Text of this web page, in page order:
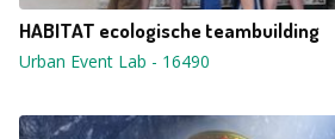
HABITAT ecologische teambuilding
Urban Event Lab - 16490